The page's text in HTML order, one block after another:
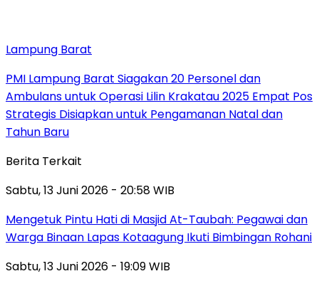
Lampung Barat
PMI Lampung Barat Siagakan 20 Personel dan
Ambulans untuk Operasi Lilin Krakatau 2025 Empat Pos
Strategis Disiapkan untuk Pengamanan Natal dan
Tahun Baru
Berita Terkait
Sabtu, 13 Juni 2026 - 20:58 WIB
Mengetuk Pintu Hati di Masjid At-Taubah: Pegawai dan
Warga Binaan Lapas Kotaagung Ikuti Bimbingan Rohani
Sabtu, 13 Juni 2026 - 19:09 WIB